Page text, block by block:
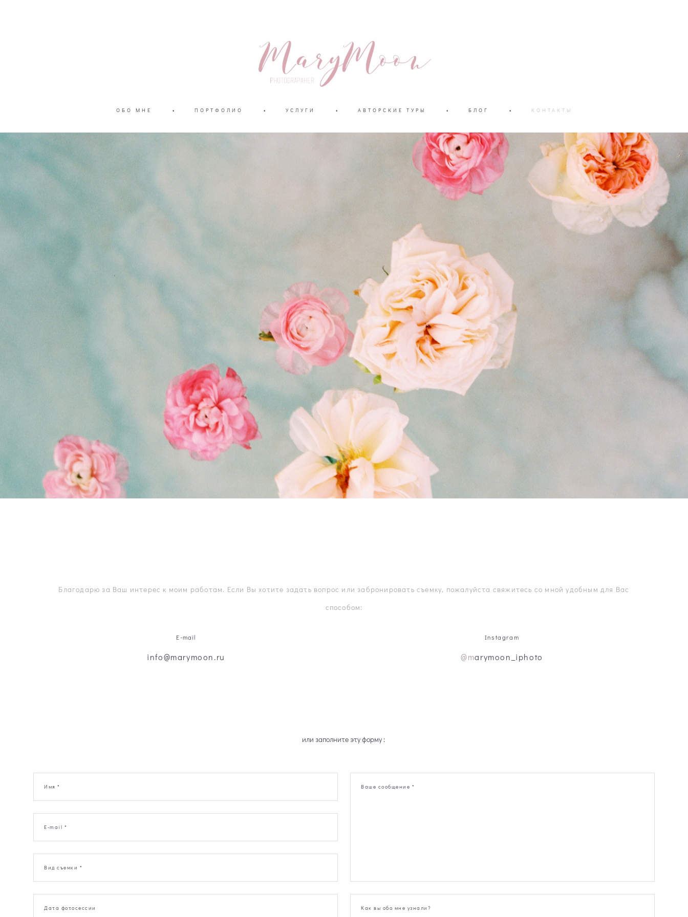
ОБО МНЕ • ПОРТФОЛИО • УСЛУГИ • АВТОРСКИЕ ТУРЫ • БЛОГ • КОНТАКТЫ
CONTACT
Благодарю за Ваш интерес к моим работам. Если Вы хотите задать вопрос или забронировать съемку, пожалуйста свяжитесь со мной удобным для Вас
способом:
E-mail
info@marymoon.ru
Instagram
@marymoon_iphoto
или заполните эту форму :
Имя *
E-mail *
Вид съемки *
Дата фотосессии
Ваше сообщение *
Как вы обо мне узнали?